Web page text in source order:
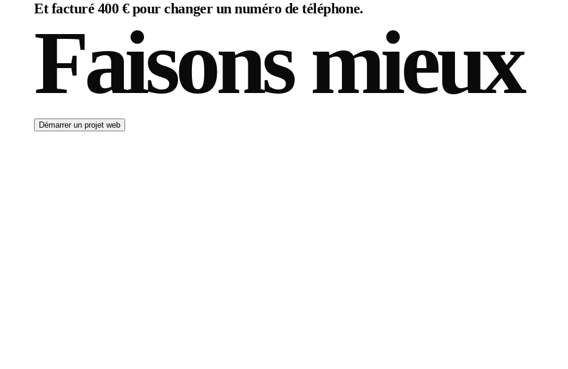
Et facturé 400 € pour changer un numéro de téléphone.
Faisons mieux.
Démarrer un projet web